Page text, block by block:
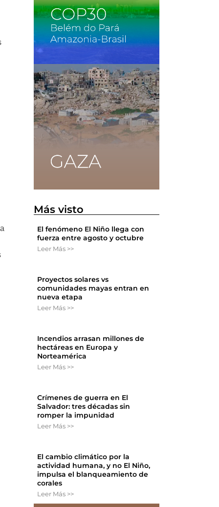
Más visto
El fenómeno El Niño llega con
fuerza entre agosto y octubre
Leer Más >>
Proyectos solares vs
comunidades mayas entran en
nueva etapa
Leer Más >>
Incendios arrasan millones de
hectáreas en Europa y
Norteamérica
Leer Más >>
Crímenes de guerra en El
Salvador: tres décadas sin
romper la impunidad
Leer Más >>
El cambio climático por la
actividad humana, y no El Niño,
impulsa el blanqueamiento de
corales
Leer Más >>